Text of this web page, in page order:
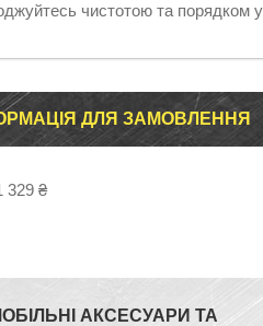
чистотою та порядком
ДЛЯ ЗАМОВЛЕННЯ
329 ₴
АКСЕСУАРИ ТА